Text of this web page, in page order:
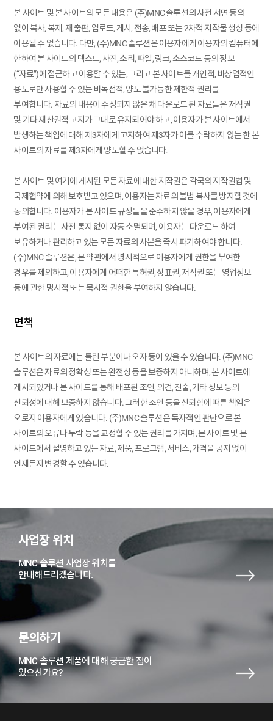
본 사이트 및 본 사이트의 모든 내용은 (주)MNC 솔루션의 사전 서면 동의
없이 복사, 복제, 재 출판, 업로드, 게시, 전송, 배포 또는 2차적 저작물 생성 등에
이용될 수 없습니다. 다만, (주)MNC 솔루션은 이용자에게 이용자의 컴퓨터에
한하여 본 사이트의 텍스트, 사진, 소리, 파일, 링크, 소스코드 등의 정보
(“자료”)에 접근하고 이용할 수 있는, 그리고 본 사이트를 개인적, 비상업적인
용도로만 사용할 수 있는 비독점적, 양도 불가능한 제한적 권리를
부여합니다. 자료의 내용이 수정되지 않은 채 다운로드 된 자료들은 저작권
및 기타 재산권적 고지가 그대로 유지되어야 하고, 이용자가 본 사이트에서
발생하는 책임에 대해 제3자에게 고지하여 제3자가 이를 수락하지 않는 한 본
사이트의 자료를 제3자에게 양도할 수 없습니다.
본 사이트 및 여기에 게시된 모든 자료에 대한 저작권은 각국의 저작권법 및
국제협약에 의해 보호받고 있으며, 이용자는 자료의 불법 복사를 방지할 것에
동의합니다. 이용자가 본 사이트 규정들을 준수하지 않을 경우, 이용자에게
부여된 권리는 사전 통지 없이 자동 소멸되며, 이용자는 다운로드 하여
보유하거나 관리하고 있는 모든 자료의 사본을 즉시 파기하여야 합니다.
(주)MNC 솔루션은, 본 약관에서 명시적으로 이용자에게 권한을 부여한
경우를 제외하고, 이용자에게 어떠한 특허권, 상표권, 저작권 또는 영업정보
등에 관한 명시적 또는 묵시적 권한을 부여하지 않습니다.
면책
본 사이트의 자료에는 틀린 부분이나 오자 등이 있을 수 있습니다. (주)MNC
솔루션은 자료의 정확성 또는 완전성 등을 보증하지 아니하며, 본 사이트에
게시되었거나 본 사이트를 통해 배포된 조언, 의견, 진술, 기타 정보 등의
신뢰성에 대해 보증하지 않습니다. 그러한 조언 등을 신뢰함에 따른 책임은
오로지 이용자에게 있습니다. (주)MNC 솔루션은 독자적인 판단으로 본
사이트의 오류나 누락 등을 교정할 수 있는 권리를 가지며, 본 사이트 및 본
사이트에서 설명하고 있는 자료, 제품, 프로그램, 서비스, 가격을 공지 없이
언제든지 변경할 수 있습니다.
사업장 위치
MNC 솔루션 사업장 위치를
안내해드리겠습니다.
문의하기
MNC 솔루션 제품에 대해 궁금한 점이
있으신가요?